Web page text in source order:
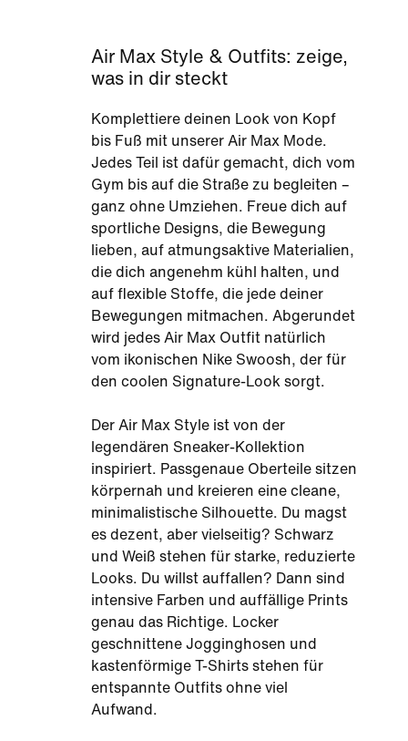
Air Max Style & Outfits: zeige,
was in dir steckt
Komplettiere deinen Look von Kopf
bis Fuß mit unserer Air Max Mode.
Jedes Teil ist dafür gemacht, dich vom
Gym bis auf die Straße zu begleiten –
ganz ohne Umziehen. Freue dich auf
sportliche Designs, die Bewegung
lieben, auf atmungsaktive Materialien,
die dich angenehm kühl halten, und
auf flexible Stoffe, die jede deiner
Bewegungen mitmachen. Abgerundet
wird jedes Air Max Outfit natürlich
vom ikonischen Nike Swoosh, der für
den coolen Signature-Look sorgt.
Der Air Max Style ist von der
legendären Sneaker-Kollektion
inspiriert. Passgenaue Oberteile sitzen
körpernah und kreieren eine cleane,
minimalistische Silhouette. Du magst
es dezent, aber vielseitig? Schwarz
und Weiß stehen für starke, reduzierte
Looks. Du willst auffallen? Dann sind
intensive Farben und auffällige Prints
genau das Richtige. Locker
geschnittene Jogginghosen und
kastenförmige T-Shirts stehen für
entspannte Outfits ohne viel
Aufwand.